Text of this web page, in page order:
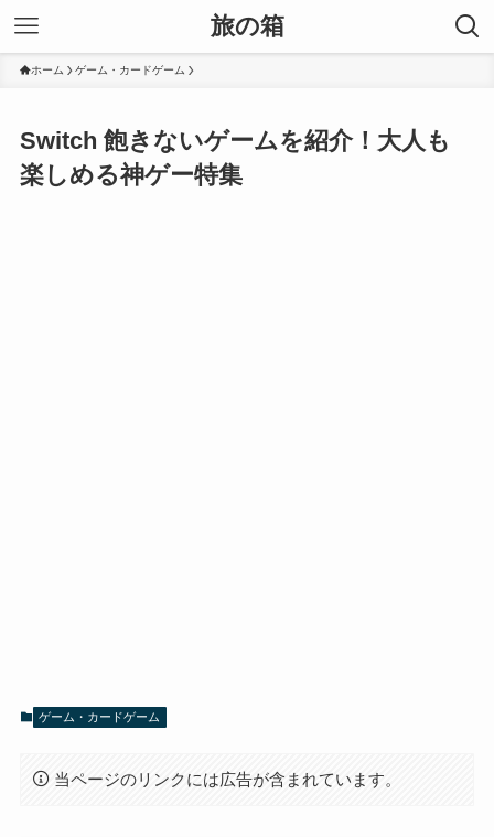
旅の箱
ホーム ゲーム・カードゲーム
Switch 飽きないゲームを紹介！大人も
楽しめる神ゲー特集
ゲーム・カードゲーム
当ページのリンクには広告が含まれています。